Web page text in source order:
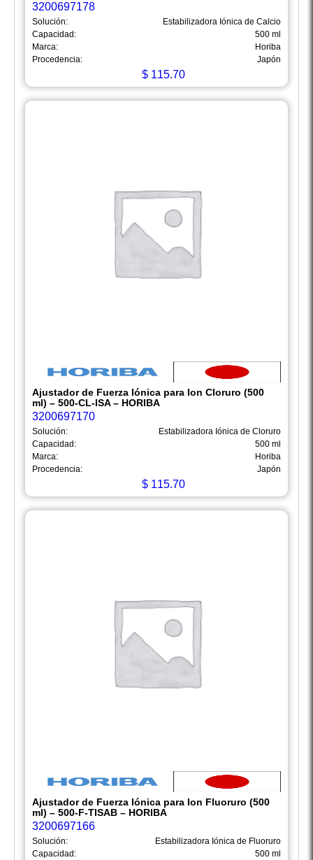
3200697178
Solución:
Estabilizadora Iónica de Calcio
Capacidad:
500 ml
Marca:
Horiba
Procedencia:
Japón
$ 115.70
Ajustador de Fuerza Iónica para Ion Cloruro (500
ml) – 500-CL-ISA – HORIBA
3200697170
Solución:
Estabilizadora Iónica de Cloruro
Capacidad:
500 ml
Marca:
Horiba
Procedencia:
Japón
$ 115.70
Ajustador de Fuerza Iónica para Ion Fluoruro (500
ml) – 500-F-TISAB – HORIBA
3200697166
Solución:
Estabilizadora Iónica de Fluoruro
Capacidad:
500 ml